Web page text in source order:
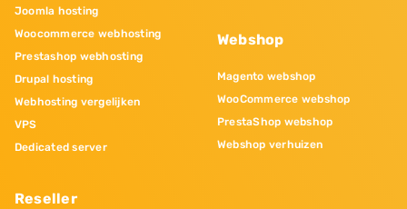
Joomla hosting
Woocommerce webhosting
Prestashop webhosting
Drupal hosting
Webhosting vergelijken
VPS
Dedicated server
Reseller
Webshop
Magento webshop
WooCommerce webshop
PrestaShop webshop
Webshop verhuizen